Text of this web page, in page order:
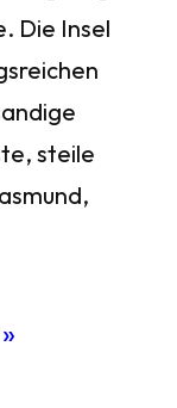
Die Insel
steile
»